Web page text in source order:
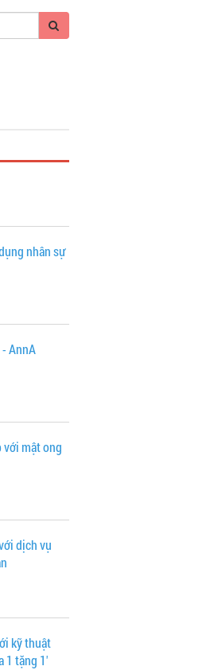
nhân sự
AnnA
với mật ong
dịch vụ
kỹ thuật
1 tặng 1'